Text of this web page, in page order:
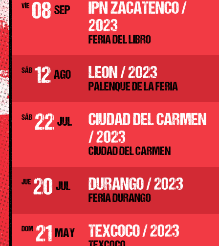
VIE 08 SEP
IPN ZACATENCO /
2023
FERIA DEL LIBRO
SÁB 12 AGO LEON / 2023
PALENQUE DE LA FERIA
SÁB 22 JUL
CIUDAD DEL CARMEN
/ 2023
CIUDAD DEL CARMEN
JUE 20 JUL DURANGO / 2023
FERIA DURANGO
DOM 21 MAY TEXCOCO / 2023